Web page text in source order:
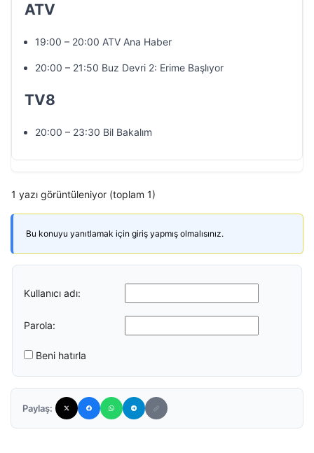
ATV
19:00 – 20:00 ATV Ana Haber
20:00 – 21:50 Buz Devri 2: Erime Başlıyor
TV8
20:00 – 23:30 Bil Bakalım
1 yazı görüntüleniyor (toplam 1)
Bu konuyu yanıtlamak için giriş yapmış olmalısınız.
Kullanıcı adı:
Parola:
Beni hatırla
Paylaş: